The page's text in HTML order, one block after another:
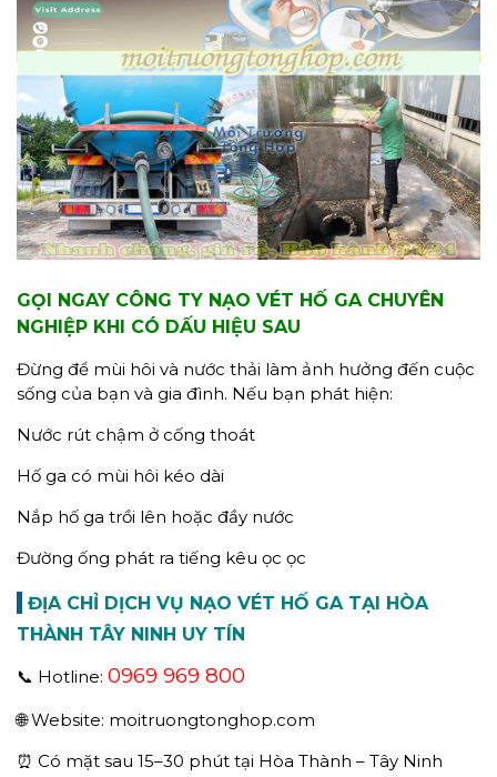
GỌI NGAY CÔNG TY NẠO VÉT HỐ GA CHUYÊN
NGHIỆP KHI CÓ DẤU HIỆU SAU
Đừng để mùi hôi và nước thải làm ảnh hưởng đến cuộc
sống của bạn và gia đình. Nếu bạn phát hiện:
Nước rút chậm ở cống thoát
Hố ga có mùi hôi kéo dài
Nắp hố ga trồi lên hoặc đầy nước
Đường ống phát ra tiếng kêu ọc ọc
ĐỊA CHỈ DỊCH VỤ NẠO VÉT HỐ GA TẠI HÒA
THÀNH TÂY NINH UY TÍN
📞 Hotline: 0969 969 800
🌐 Website: moitruongtonghop.com
⏰ Có mặt sau 15–30 phút tại Hòa Thành – Tây Ninh